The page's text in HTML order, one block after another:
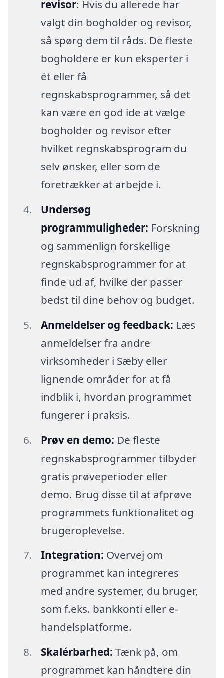
revisor: Hvis du allerede har
valgt din bogholder og revisor,
så spørg dem til råds. De fleste
bogholdere er kun eksperter i
ét eller få
regnskabsprogrammer, så det
kan være en god ide at vælge
bogholder og revisor efter
hvilket regnskabsprogram du
selv ønsker, eller som de
foretrækker at arbejde i.
Undersøg
programmuligheder: Forskning
og sammenlign forskellige
regnskabsprogrammer for at
finde ud af, hvilke der passer
bedst til dine behov og budget.
Anmeldelser og feedback: Læs
anmeldelser fra andre
virksomheder i Sæby eller
lignende områder for at få
indblik i, hvordan programmet
fungerer i praksis.
Prøv en demo: De fleste
regnskabsprogrammer tilbyder
gratis prøveperioder eller
demo. Brug disse til at afprøve
programmets funktionalitet og
brugeroplevelse.
Integration: Overvej om
programmet kan integreres
med andre systemer, du bruger,
som f.eks. bankkonti eller e-
handelsplatforme.
Skalérbarhed: Tænk på, om
programmet kan håndtere din